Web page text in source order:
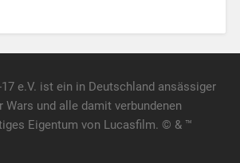
e.V. ist ein in Deutschland ansässiger
und alle damit verbundenen
Eigentum von Lucasfilm. © & ™